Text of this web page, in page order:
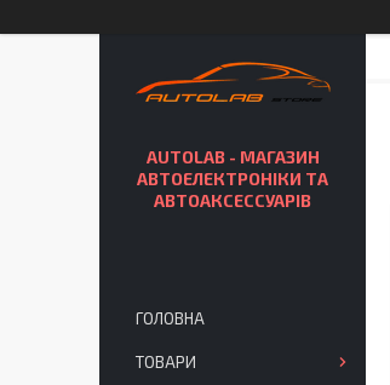
AUTOLAB - МАГАЗИН
АВТОЕЛЕКТРОНІКИ ТА
АВТОАКСЕССУАРІВ
ГОЛОВНА
ТОВАРИ